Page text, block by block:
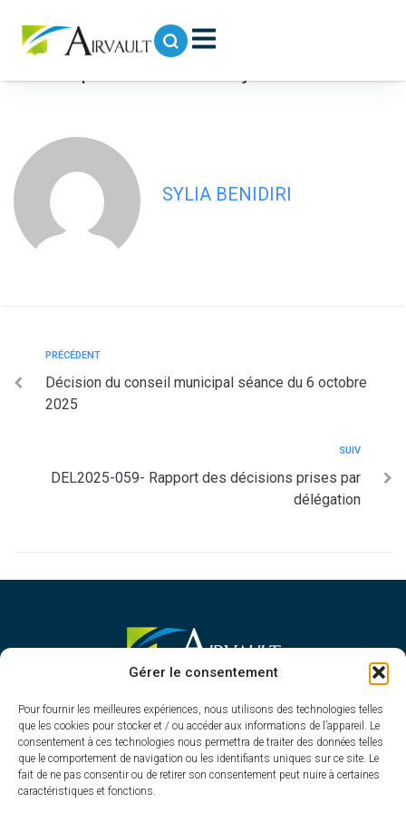
Gérer le consentement
Pour fournir les meilleures expériences, nous utilisons des technologies telles
que les cookies pour stocker et / ou accéder aux informations de l’appareil. Le
consentement à ces technologies nous permettra de traiter des données telles
que le comportement de navigation ou les identifiants uniques sur ce site. Le
fait de ne pas consentir ou de retirer son consentement peut nuire à certaines
caractéristiques et fonctions.
Procès-verbal de la séance du conseil
SYLIA BENIDIRI
PRÉCÉDENT
Décision du conseil municipal séance du 6 octobre
2025
SUIV
DEL2025-059- Rapport des décisions prises par
délégation
MAIRIE D'AIRVAULT
1 Rue Constant Balquet,
79600 Airvault
05 49 64 70 13
Contacter la mairie